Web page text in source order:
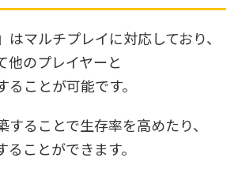
はマルチプレイに対応しており、
他のプレイヤーと
ことが可能です。
ることで生存率を高めたり、
ことができます。